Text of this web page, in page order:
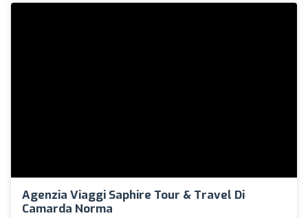
Agenzia Viaggi Saphire Tour & Travel Di
Camarda Norma